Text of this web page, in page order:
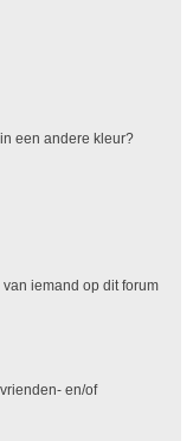
een andere kleur?
iemand op dit forum
en/of